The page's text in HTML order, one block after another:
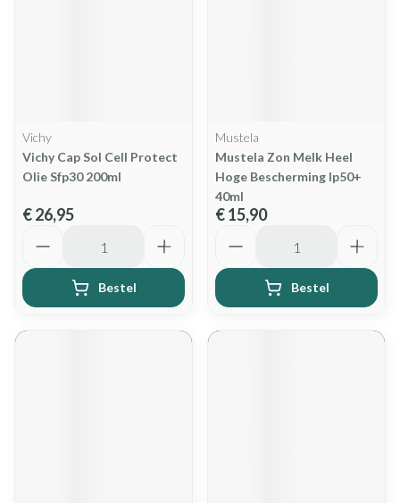
Vichy
Vichy Cap Sol Cell Protect
Olie Sfp30 200ml
€ 26,95
Bestel
Mustela
Mustela Zon Melk Heel
Hoge Bescherming Ip50+
40ml
€ 15,90
Bestel